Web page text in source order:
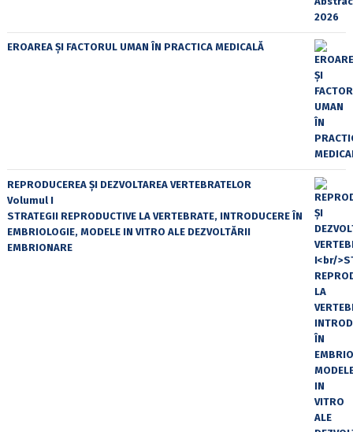
EROAREA ȘI FACTORUL UMAN ÎN PRACTICA MEDICALĂ
REPRODUCEREA ȘI DEZVOLTAREA VERTEBRATELOR
Volumul I
STRATEGII REPRODUCTIVE LA VERTEBRATE, INTRODUCERE ÎN
EMBRIOLOGIE, MODELE IN VITRO ALE DEZVOLTĂRII
EMBRIONARE